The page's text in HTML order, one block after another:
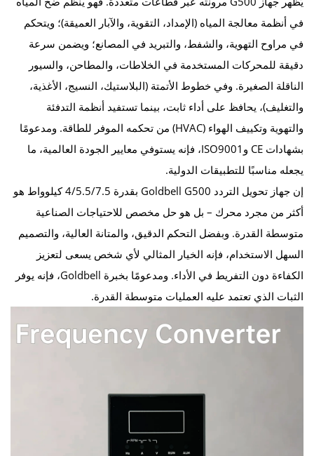
في أنظمة معالجة المياه (الإمداد، التقوية، والآبار العميقة)؛ ويتحكم
في مراوح التهوية، والشفط، والتبريد في المصانع؛ ويضمن سرعة
دقيقة للمحركات المستخدمة في الخلاطات، والمطاحن، والسيور
الناقلة الصغيرة. وفي خطوط الأتمتة (البلاستيك، النسيج، الأغذية،
والتغليف)، يحافظ على أداء ثابت، بينما تستفيد أنظمة التدفئة
والتهوية وتكييف الهواء (HVAC) من تحكمه الموفر للطاقة. ومدعومًا
بشهادات CE وISO9001، فإنه يستوفي معايير الجودة العالمية، ما
يجعله مناسبًا للتطبيقات الدولية.
إن جهاز تحويل التردد Goldbell G500 بقدرة 4/5.5/7.5 كيلوواط هو
أكثر من مجرد محرك – بل هو حل مخصص للاحتياجات الصناعية
متوسطة القدرة. وبفضل التحكم الدقيق، والمتانة العالية، والتصميم
السهل الاستخدام، فإنه الخيار المثالي لأي شخص يسعى لتعزيز
الكفاءة دون التفريط في الأداء. ومدعومًا بخبرة Goldbell، فإنه يوفر
الثبات الذي تعتمد عليه العمليات متوسطة القدرة.